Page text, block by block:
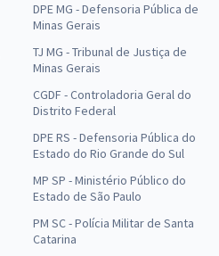
DPE MG - Defensoria Pública de
Minas Gerais
TJ MG - Tribunal de Justiça de
Minas Gerais
CGDF - Controladoria Geral do
Distrito Federal
DPE RS - Defensoria Pública do
Estado do Rio Grande do Sul
MP SP - Ministério Público do
Estado de São Paulo
PM SC - Polícia Militar de Santa
Catarina